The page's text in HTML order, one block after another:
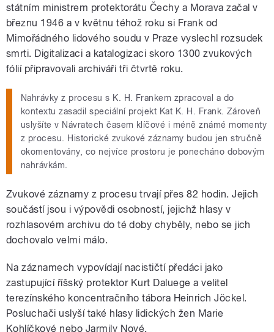
státním ministrem protektorátu Čechy a Morava začal v
březnu 1946 a v květnu téhož roku si Frank od
Mimořádného lidového soudu v Praze vyslechl rozsudek
smrti. Digitalizaci a katalogizaci skoro 1300 zvukových
fólií připravovali archiváři tři čtvrtě roku.
Nahrávky z procesu s K. H. Frankem zpracoval a do
kontextu zasadil speciální projekt Kat K. H. Frank. Zároveň
uslyšíte v Návratech časem klíčové i méně známé momenty
z procesu. Historické zvukové záznamy budou jen stručně
okomentovány, co nejvíce prostoru je ponecháno dobovým
nahrávkám.
Zvukové záznamy z procesu trvají přes 82 hodin. Jejich
součástí jsou i výpovědi osobností, jejichž hlasy v
rozhlasovém archivu do té doby chyběly, nebo se jich
dochovalo velmi málo.
Na záznamech vypovídají nacističtí předáci jako
zastupující říšský protektor Kurt Daluege a velitel
terezínského koncentračního tábora Heinrich Jöckel.
Posluchači uslyší také hlasy lidických žen Marie
Kohlíčkové nebo Jarmily Nové.